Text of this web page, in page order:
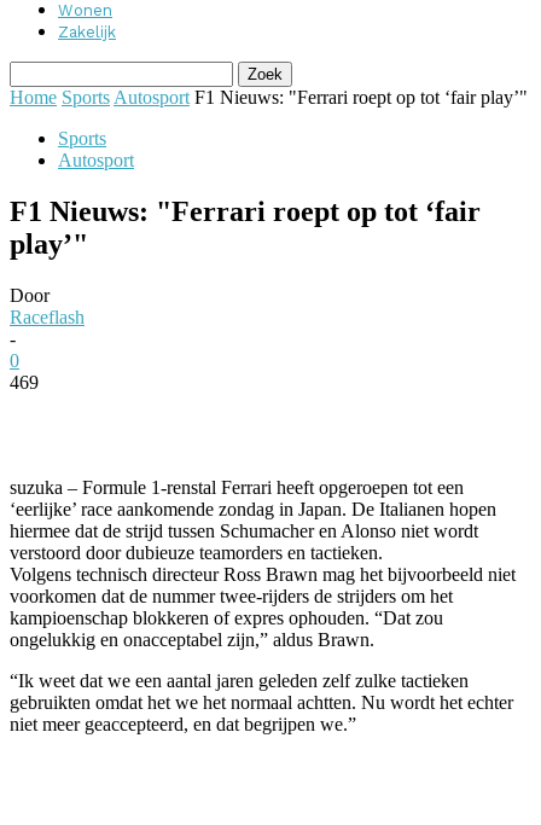
Wonen
Zakelijk
Home Sports Autosport F1 Nieuws: "Ferrari roept op tot ‘fair play’"
Sports
Autosport
F1 Nieuws: "Ferrari roept op tot ‘fair
play’"
Door
Raceflash
-
0
469
suzuka – Formule 1-renstal Ferrari heeft opgeroepen tot een
‘eerlijke’ race aankomende zondag in Japan. De Italianen hopen
hiermee dat de strijd tussen Schumacher en Alonso niet wordt
verstoord door dubieuze teamorders en tactieken.
Volgens technisch directeur Ross Brawn mag het bijvoorbeeld niet
voorkomen dat de nummer twee-rijders de strijders om het
kampioenschap blokkeren of expres ophouden. “Dat zou
ongelukkig en onacceptabel zijn,” aldus Brawn.
“Ik weet dat we een aantal jaren geleden zelf zulke tactieken
gebruikten omdat het we het normaal achtten. Nu wordt het echter
niet meer geaccepteerd, en dat begrijpen we.”